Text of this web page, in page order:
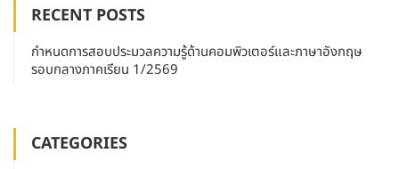
RECENT POSTS
กำหนดการสอบประมวลความรู้ด้านคอมพิวเตอร์และภาษาอังกฤษ
รอบกลางภาคเรียน 1/2569
CATEGORIES